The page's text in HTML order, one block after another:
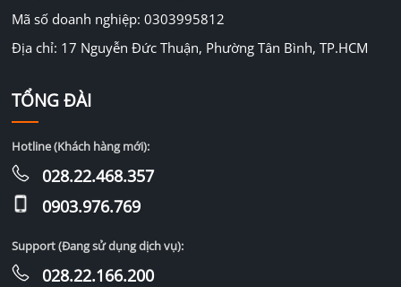
Mã số doanh nghiệp: 0303995812
Địa chỉ: 17 Nguyễn Đức Thuận, Phường Tân Bình, TP.HCM
TỔNG ĐÀI
Hotline (Khách hàng mới):
028.22.468.357
0903.976.769
Support (Đang sử dụng dịch vụ):
028.22.166.200